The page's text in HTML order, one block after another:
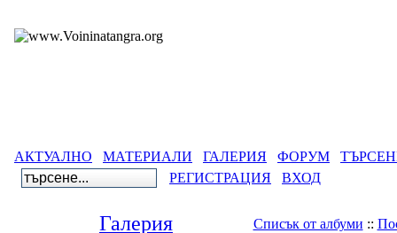
АКТУАЛНО МАТЕРИАЛИ ГАЛЕРИЯ ФОРУМ
РЕГИСТРАЦИЯ
ВХОД
Галерия Списък от албуми ::